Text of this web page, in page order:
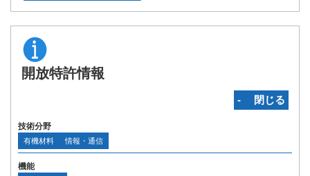
開放特許情報
‐ 閉じる
技術分野
有機材料 情報・通信
機能